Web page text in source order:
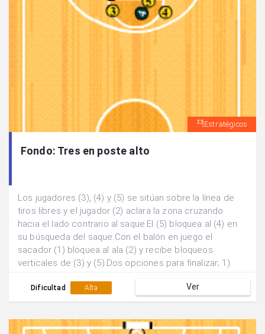
Estratégicos
Fondo: Tres en poste alto
Los jugadores (3), (4) y (5) se sitúan sobre la línea de
tiros libres y el jugador (2) aclara la zona cruzando
hacia el lado contrario al saque.El (5) bloquea al (4) en
su búsqueda del saque.Con el balón en juego el
sacador (1) bloquea al ala (2) y recibe bloqueos
verticales de (3) y (5).Dos opciones para finalizar; 1)
(2) y finalización 1 contra 1.
Dificultad Alta Ver